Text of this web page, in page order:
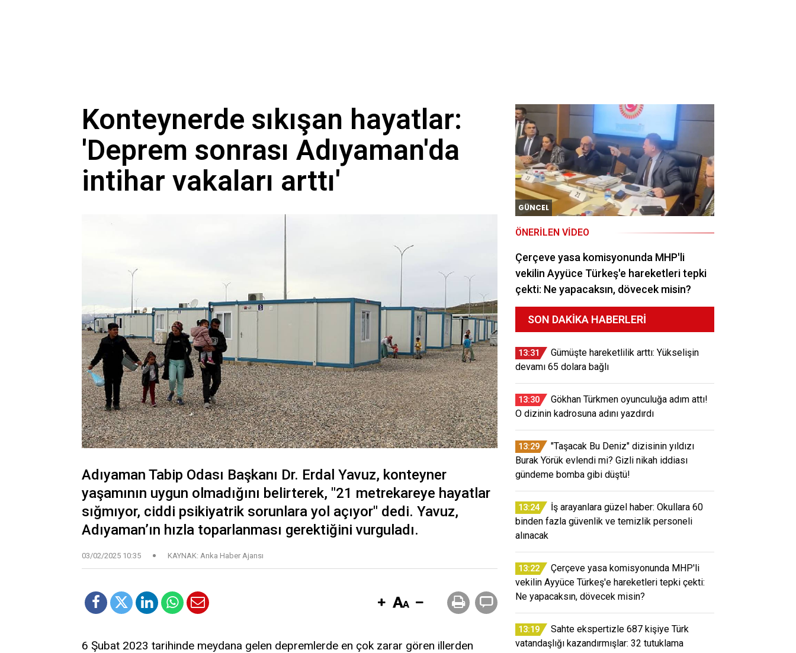
Konteynerde sıkışan hayatlar:
'Deprem sonrası Adıyaman'da
intihar vakaları arttı'
Adıyaman Tabip Odası Başkanı Dr. Erdal Yavuz, konteyner
yaşamının uygun olmadığını belirterek, "21 metrekareye hayatlar
sığmıyor, ciddi psikiyatrik sorunlara yol açıyor" dedi. Yavuz,
Adıyaman’ın hızla toparlanması gerektiğini vurguladı.
03/02/2025 10:35 KAYNAK: Anka Haber Ajansı
6 Şubat 2023 tarihinde meydana gelen depremlerde en çok zarar gören illerden
GÜNCEL
ÖNERILEN VIDEO
Çerçeve yasa komisyonunda MHP'li
vekilin Ayyüce Türkeş'e hareketleri tepki
çekti: Ne yapacaksın, dövecek misin?
SON DAKIKA HABERLERI
13:31
Gümüşte hareketlilik arttı: Yükselişin
devamı 65 dolara bağlı
13:30
Gökhan Türkmen oyunculuğa adım attı!
O dizinin kadrosuna adını yazdırdı
13:29
"Taşacak Bu Deniz" dizisinin yıldızı
Burak Yörük evlendi mi? Gizli nikah iddiası
gündeme bomba gibi düştü!
13:24
İş arayanlara güzel haber: Okullara 60
binden fazla güvenlik ve temizlik personeli
alınacak
13:22
Çerçeve yasa komisyonunda MHP'li
vekilin Ayyüce Türkeş'e hareketleri tepki çekti:
Ne yapacaksın, dövecek misin?
13:19
Sahte ekspertizle 687 kişiye Türk
vatandaşlığı kazandırmışlar: 32 tutuklama